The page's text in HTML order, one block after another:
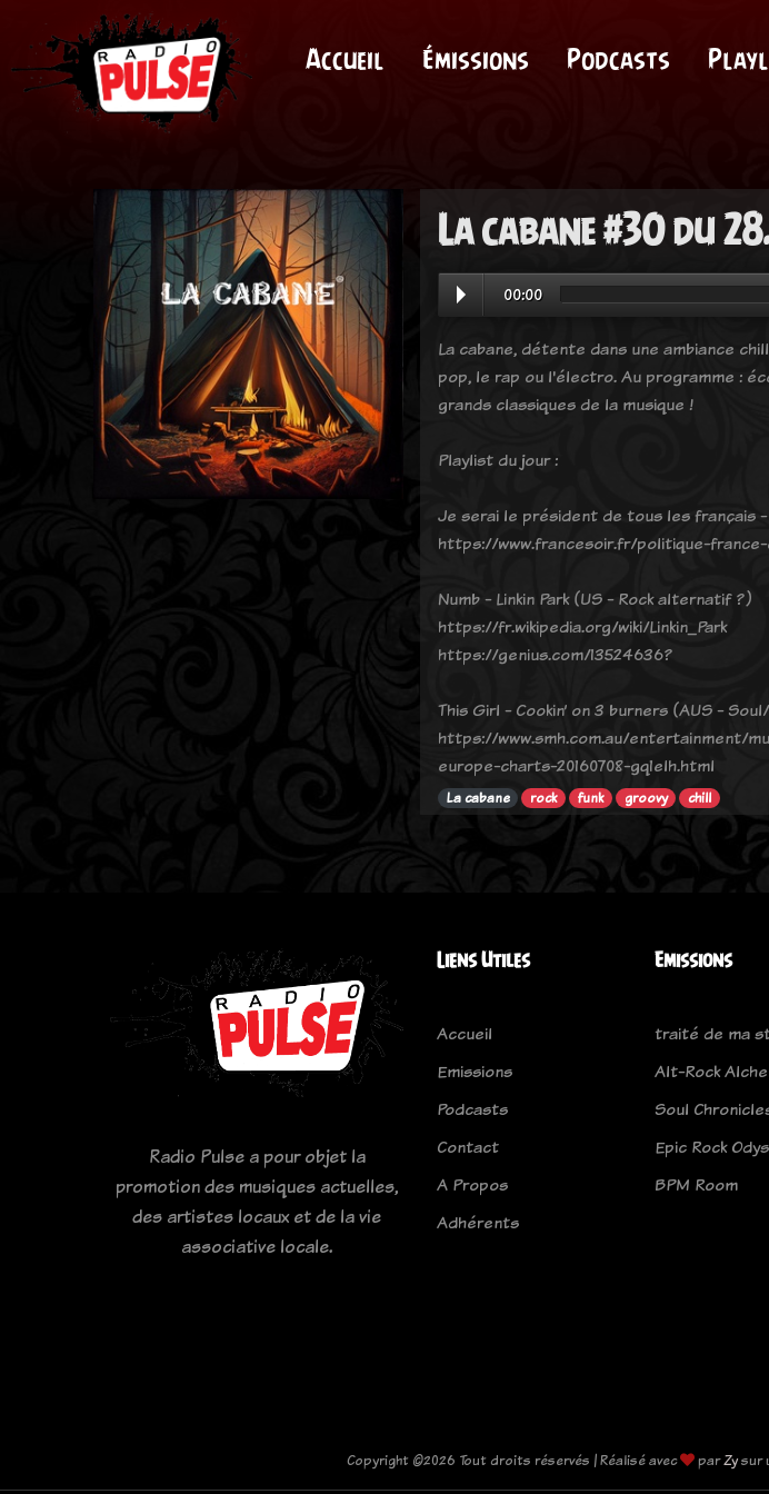
Accueil Émissions Podcasts
La cabane #30 du
00:00
La cabane, détente dans une ambiance
pop, le rap ou l'électro. Au programme :
grands classiques de la musique !
Playlist du jour :
Je serai le président de tous les français -
https://www.francesoir.fr/politique-
Numb - Linkin Park (US - Rock alternatif ?)
https://fr.wikipedia.org/wiki/Linkin_Park
https://genius.com/13524636?
This Girl - Cookin’ on 3 burners (AUS -
https://www.smh.com.au/entertainment/
europe-charts-20160708-gq1elh.html
La cabane rock funk groovy chill
Radio Pulse a pour objet la
promotion des musiques actuelles,
des artistes locaux et de la vie
associative locale.
Liens Utiles
Accueil
Emissions
Podcasts
Contact
A Propos
Adhérents
Emissions
traité de ma
Alt-Rock
Soul
Epic Rock
BPM Room
Copyright ©2026 Tout droits réservés | Réalisé avec parZysur